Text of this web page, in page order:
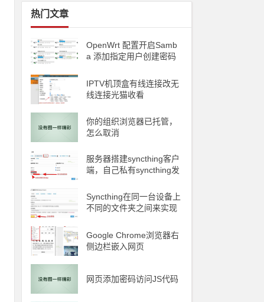
es错误
热门文章
OpenWrt 配置开启Samb
a 添加指定用户创建密码
IPTV机顶盒有线连接改无
线连接光猫收看
你的组织浏览器已托管，
怎么取消
服务器搭建syncthing客户
端，自己私有syncthing发
Syncthing在同一台设备上
不同的文件夹之间来实现
ing备份到云储存
Google Chrome浏览器右
侧边栏嵌入网页
网页添加密码访问JS代码